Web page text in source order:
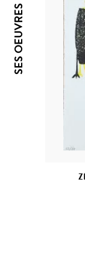
SES OEUVRES